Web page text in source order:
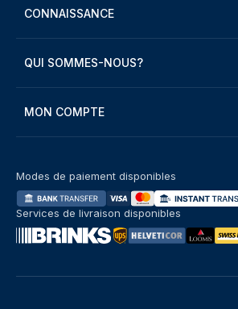
CONNAISSANCE
QUI SOMMES-NOUS?
MON COMPTE
Modes de paiement disponibles
Services de livraison disponibles